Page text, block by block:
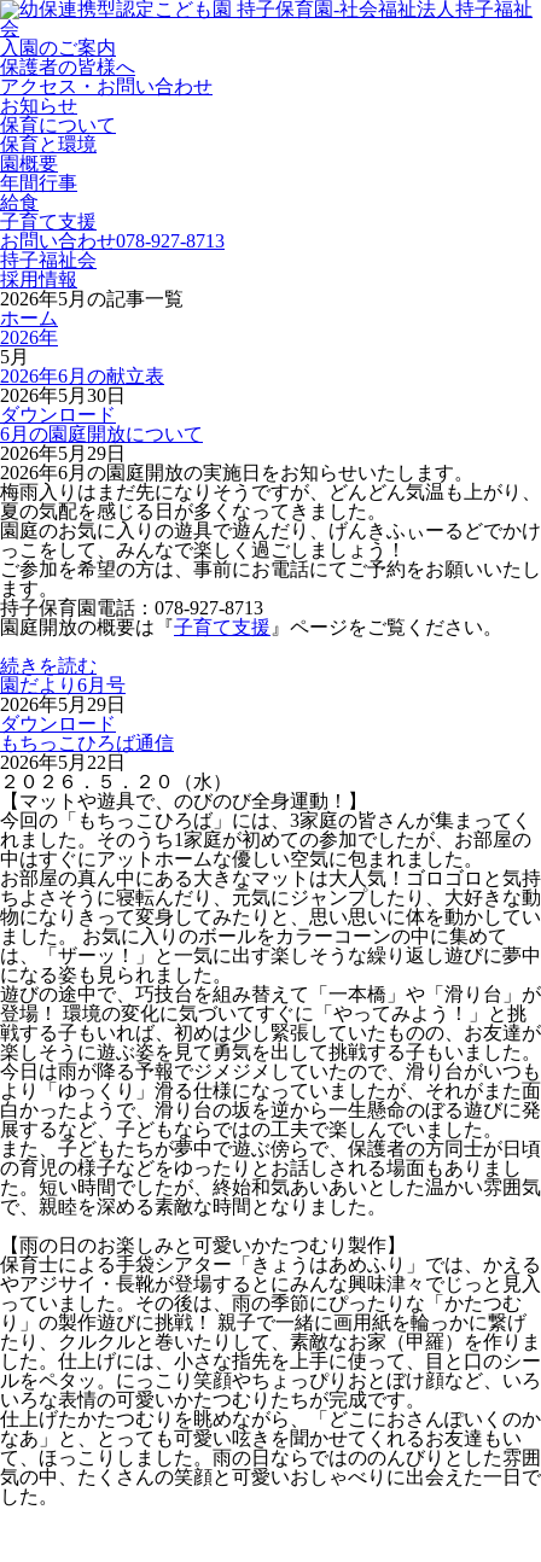
入園のご案内
保護者の皆様へ
アクセス・お問い合わせ
お知らせ
保育について
保育と環境
園概要
年間行事
給食
子育て支援
お問い合わせ078-927-8713
持子福祉会
採用情報
2026年5月の記事一覧
ホーム
2026年
5月
2026年6月の献立表
2026年5月30日
ダウンロード
6月の園庭開放について
2026年5月29日
2026年6月の園庭開放の実施日をお知らせいたします。
梅雨入りはまだ先になりそうですが、どんどん気温も上がり、
夏の気配を感じる日が多くなってきました。
園庭のお気に入りの遊具で遊んだり、げんきふぃーるどでかけ
っこをして、みんなで楽しく過ごしましょう！
ご参加を希望の方は、事前にお電話にてご予約をお願いいたし
ます。
持子保育園電話：078-927-8713
園庭開放の概要は『子育て支援 』ページをご覧ください。
続きを読む
園だより6月号
2026年5月29日
ダウンロード
もちっこひろば通信
2026年5月22日
２０２６．５．２０（水）
【 マットや遊具で、のびのび全身運動！ 】
今回の「もちっこひろば」には、3家庭の皆さんが集まってく
れました。そのうち1家庭が初めての参加でしたが、お部屋の
中はすぐにアットホームな優しい空気に包まれました。
お部屋の真ん中にある大きなマットは大人気！ゴロゴロと気持
ちよさそうに寝転んだり、元気にジャンプしたり、大好きな動
物になりきって変身してみたりと、思い思いに体を動かしてい
ました。 お気に入りのボールをカラーコーンの中に集めて
は、「ザーッ！」と一気に出す楽しそうな繰り返し遊びに夢中
になる姿も見られました。
遊びの途中で、巧技台を組み替えて「一本橋」や「滑り台」が
登場！ 環境の変化に気づいてすぐに「やってみよう！」と挑
戦する子もいれば、初めは少し緊張していたものの、お友達が
楽しそうに遊ぶ姿を見て勇気を出して挑戦する子もいました。
今日は雨が降る予報でジメジメしていたので、滑り台がいつも
より「ゆっくり」滑る仕様になっていましたが、それがまた面
白かったようで、滑り台の坂を逆から一生懸命のぼる遊びに発
展するなど、子どもならではの工夫で楽しんでいました。
また、子どもたちが夢中で遊ぶ傍らで、保護者の方同士が日頃
の育児の様子などをゆったりとお話しされる場面もありまし
た。短い時間でしたが、終始和気あいあいとした温かい雰囲気
で、親睦を深める素敵な時間となりました。
【雨の日のお楽しみと可愛いかたつむり製作】
保育士による手袋シアター「きょうはあめふり」では、かえる
やアジサイ・長靴が登場するとにみんな興味津々でじっと見入
っていました。その後は、雨の季節にぴったりな「かたつむ
り」の製作遊びに挑戦！ 親子で一緒に画用紙を輪っかに繋げ
たり、クルクルと巻いたりして、素敵なお家（甲羅）を作りま
した。仕上げには、小さな指先を上手に使って、目と口のシー
ルをペタッ。にっこり笑顔やちょっぴりおとぼけ顔など、いろ
いろな表情の可愛いかたつむりたちが完成です。
仕上げたかたつむりを眺めながら、「どこにおさんぽいくのか
なあ」と、とっても可愛い呟きを聞かせてくれるお友達もい
て、ほっこりしました。雨の日ならではののんびりとした雰囲
気の中、たくさんの笑顔と可愛いおしゃべりに出会えた一日で
した。